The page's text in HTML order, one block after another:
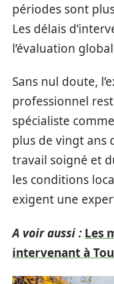
périodes sont
Les délais
l’évaluation
Sans nul doute,
professionnel
spécialiste comme
plus de vingt ans
travail soigné et
les conditions
exigent une
A voir aussi : Les
intervenant à